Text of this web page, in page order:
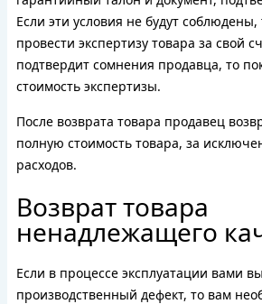
Если эти условия не будут
провести экспертизу товара за свой
подтвердит сомнения продавца, то
стоимость экспертизы.
После возврата товара продавец
полную стоимость товара, за
расходов.
Возврат товара
ненадлежащего
Если в процессе эксплуатации вами
производственный дефект, то вам